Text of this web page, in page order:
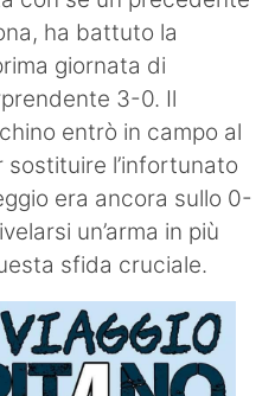
ha battuto la
giornata di
3-0. Il
entrò in campo al
sostituire l’infortunato
era ancora sullo 0-
un’arma in più
sfida cruciale.